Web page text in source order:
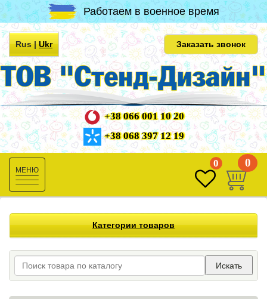
Работаем в военное время
Rus|Ukr Заказать звонок
+38 066 001 10 20
+38 068 397 12 19
Toggle
navigation
0 0
Категории товаров
Искать